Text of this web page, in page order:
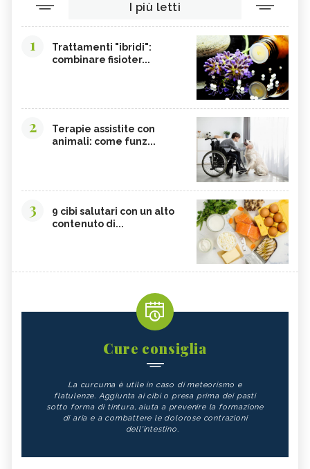
I più letti
1
Trattamenti "ibridi":
combinare fisioter...
2
Terapie assistite con
animali: come funz...
3
9 cibi salutari con un alto
contenuto di...
Cure consiglia
La curcuma è utile in caso di meteorismo e
flatulenze. Aggiunta ai cibi o presa prima dei pasti
sotto forma di tintura, aiuta a prevenire la formazione
di aria e a combattere le dolorose contrazioni
dell'intestino.